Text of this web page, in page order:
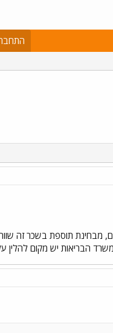
הבריאות יש מקום להלין